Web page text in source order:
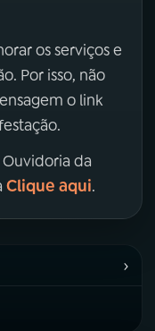
os serviços e
Por isso, não
o link
da
Clique aqui.
›